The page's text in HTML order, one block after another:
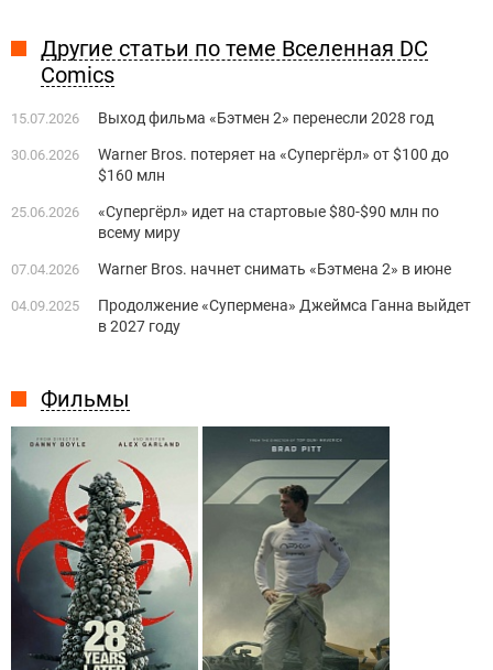
Фильмы
Другие статьи по теме Вселенная DC
Comics
15.07.2026 Выход фильма «Бэтмен 2» перенесли 2028 год
30.06.2026
Warner Bros. потеряет на «Супергёрл» от $100 до
$160 млн
25.06.2026
«Супергёрл» идет на стартовые $80-$90 млн по
всему миру
07.04.2026 Warner Bros. начнет снимать «Бэтмена 2» в июне
04.09.2025
Продолжение «Супермена» Джеймса Ганна выйдет
в 2027 году